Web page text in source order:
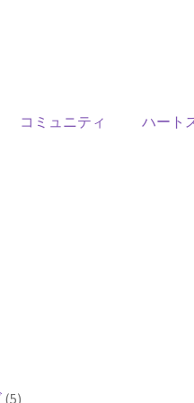
コミュニティ ハート
(5)